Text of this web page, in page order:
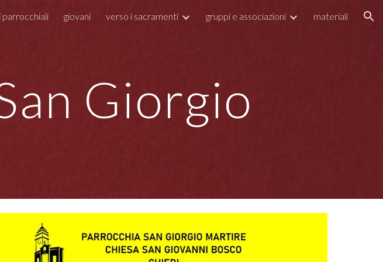
Skip to navigation
parrocchiali giovani verso i sacramenti gruppi e associazioni materiali
Giorgio